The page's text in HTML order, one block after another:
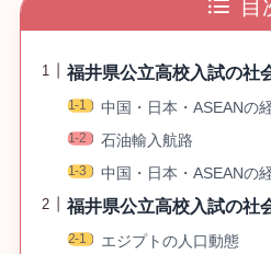
目
福井県公立高校入試の社
中国・日本・ASEANの
石油輸入航路
中国・日本・ASEANの
福井県公立高校入試の社
エジプトの人口動態